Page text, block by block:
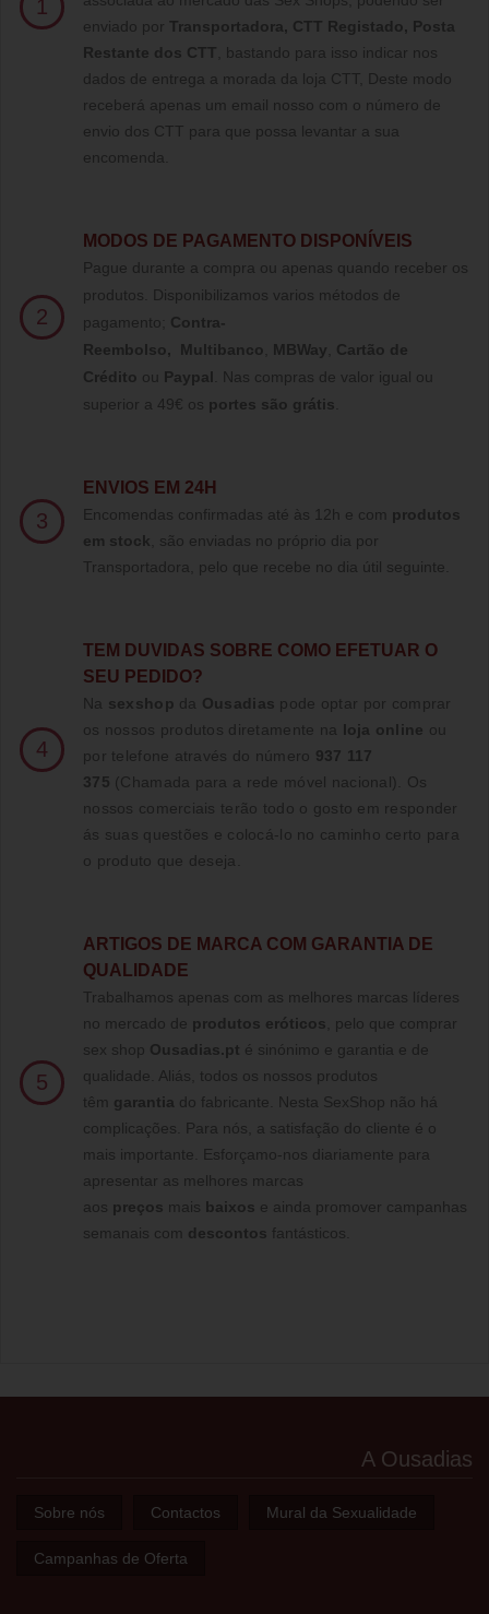
1
enviado por Transportadora, CTT Registado, Posta
Restante dos CTT , bastando para isso indicar nos
dados de entrega a morada da loja CTT, Deste modo
receberá apenas um email nosso com o número de
envio dos CTT para que possa levantar a sua
encomenda.
2
MODOS DE PAGAMENTO DISPONÍVEIS
Pague durante a compra ou apenas quando receber os
produtos. Disponibilizamos varios métodos de
pagamento; Contra-
Reembolso, Multibanco MBWay
Cartão de
Crédito ou Paypal
Nas compras de valor igual ou
superior a 49€ os portes são grátis
3
ENVIOS EM 24H
Encomendas confirmadas até às 12h e com produtos
em stock , são enviadas no próprio dia por
Transportadora, pelo que recebe no dia útil seguinte.
4
TE M DUVIDAS SOBRE COMO EFETUAR O
SEU PEDIDO?
Na sexshop da Ousadias pode optar por comprar
os nossos produtos diretamente na loja online ou
por telefone através do número 937 117
375 (Chamada para a rede móvel nacional)
. Os
nossos comerciais terão todo o gosto em responder
ás suas questões e colocá-lo no caminho certo para
o produto que deseja.
5
ARTIGOS DE MARCA COM GARANTIA DE
QUALIDADE
Trabalhamos apenas com as melhores marcas líderes
no mercado de produtos eróticos , pelo que comprar
sex shop Ousadias.pt é sinónimo e garantia e de
qualidade. Aliás, todos os nossos produtos
têm garantia do fabricante. Nesta SexShop não há
complicações. Para nós, a satisfação do cliente é o
mais importante. Esforçamo-nos diariamente para
apresentar as melhores marcas
aos preços mais baixos e ainda promover campanhas
semanais com descontos fantásticos.
A Ousadias
Sobre nós Contactos Mural da Sexualidade
Campanhas de Oferta